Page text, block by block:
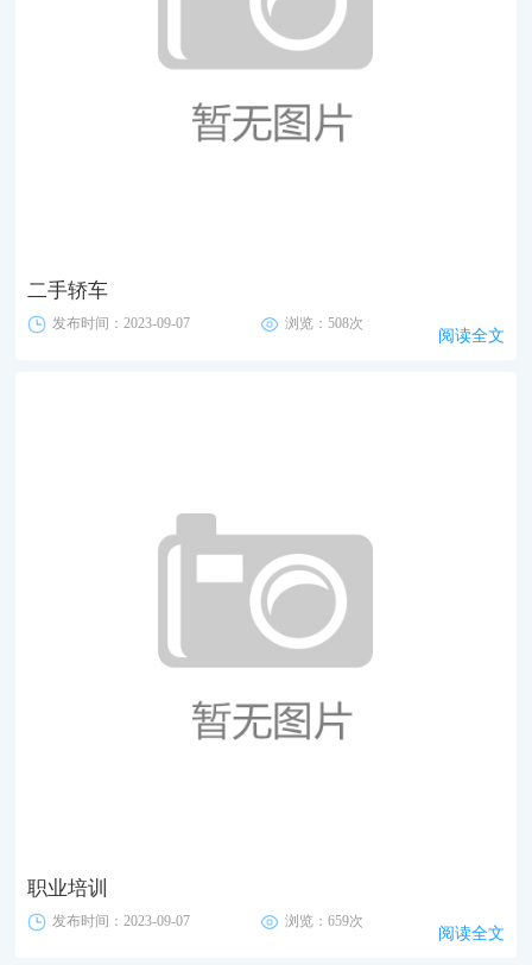
二手轿车
发布时间：2023-09-07 浏览：508次
阅读全文
职业培训
发布时间：2023-09-07 浏览：659次
阅读全文